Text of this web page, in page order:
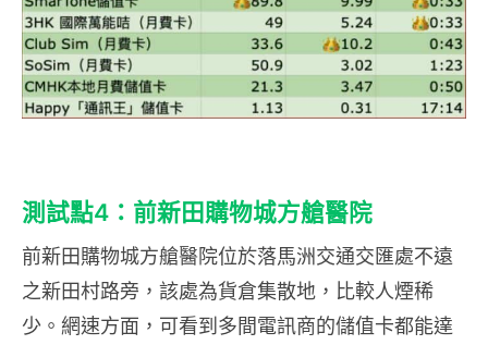
測試點4：前新田購物城方艙醫院
前新田購物城方艙醫院位於落馬洲交通交匯處不遠
之新田村路旁，該處為貨倉集散地，比較人煙稀
少。網速方面，可看到多間電訊商的儲值卡都能達